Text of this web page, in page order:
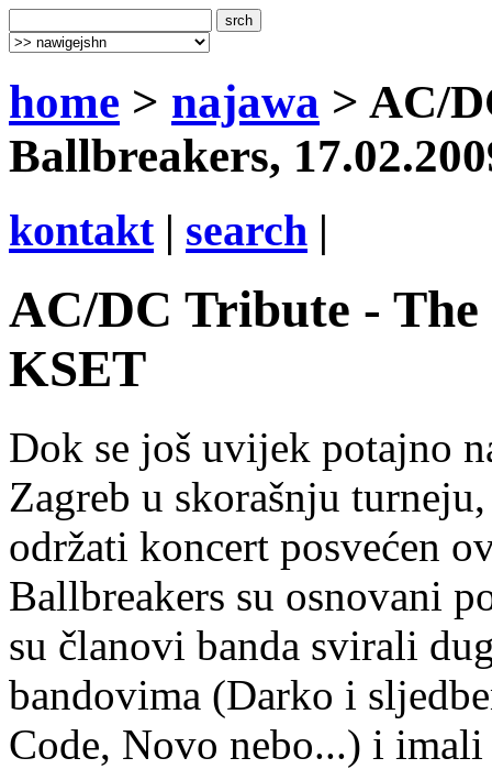
home > najawa > AC/
Ballbreakers,
kontakt| search |
AC/DC Tribute - The
KSET
Dok se još uvijek potajno
Zagreb u skorašnju
održati koncert posvećen
Ballbreakers su osnovani
su članovi banda svirali
bandovima (Darko i
Code, Novo nebo...) i